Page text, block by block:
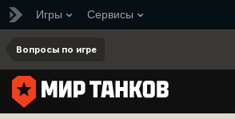
Игры Сервисы
Вопросы по игре